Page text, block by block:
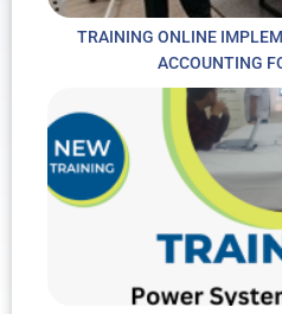
TRAINING ONLINE
ACCOUNTING